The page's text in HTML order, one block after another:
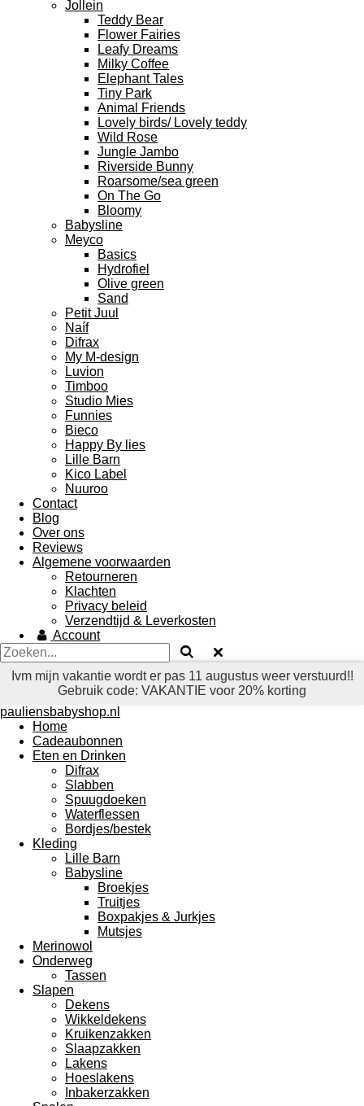
Jollein
Teddy Bear
Flower Fairies
Leafy Dreams
Milky Coffee
Elephant Tales
Tiny Park
Animal Friends
Lovely birds/ Lovely teddy
Wild Rose
Jungle Jambo
Riverside Bunny
Roarsome/sea green
On The Go
Bloomy
Babysline
Meyco
Basics
Hydrofiel
Olive green
Sand
Petit Juul
Naíf
Difrax
My M-design
Luvion
Timboo
Studio Mies
Funnies
Bieco
Happy By lies
Lille Barn
Kico Label
Nuuroo
Contact
Blog
Over ons
Reviews
Algemene voorwaarden
Retourneren
Klachten
Privacy beleid
Verzendtijd & Leverkosten
Account
Ivm mijn vakantie wordt er pas 11 augustus weer verstuurd!!
Gebruik code: VAKANTIE voor 20% korting
pauliensbabyshop.nl
Home
Cadeaubonnen
Eten en Drinken
Difrax
Slabben
Spuugdoeken
Waterflessen
Bordjes/bestek
Kleding
Lille Barn
Babysline
Broekjes
Truitjes
Boxpakjes & Jurkjes
Mutsjes
Merinowol
Onderweg
Tassen
Slapen
Dekens
Wikkeldekens
Kruikenzakken
Slaapzakken
Lakens
Hoeslakens
Inbakerzakken